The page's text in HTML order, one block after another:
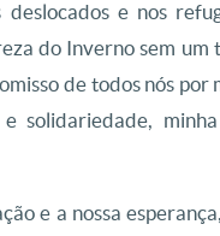
deslocados e nos
do Inverno sem um
de todos nós
e solidariedade,
e a nossa